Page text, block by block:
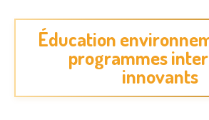
Éducation
programmes
innovants